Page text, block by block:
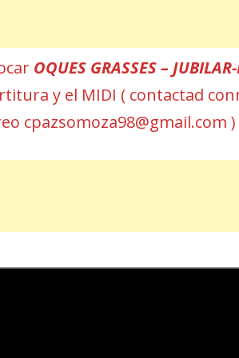
OQUES GRASSES –
y el MIDI ( contactad
cpazsomoza98@gmail.com )